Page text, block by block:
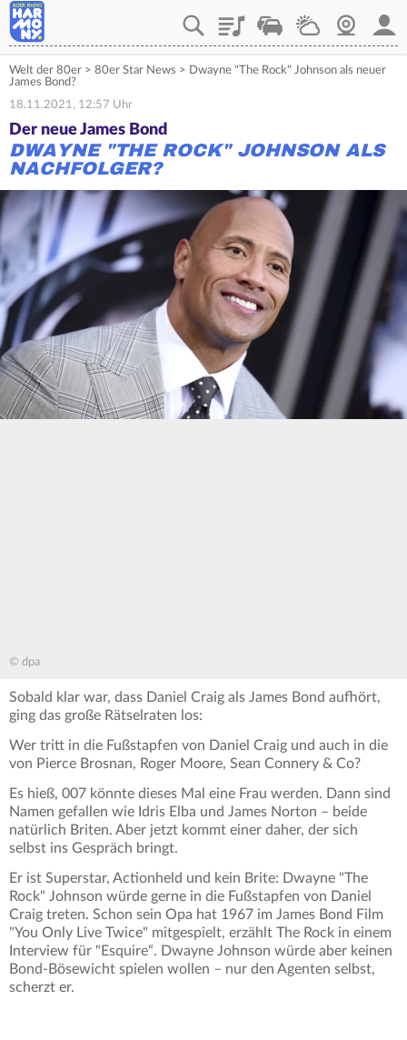
PlaylistVerkehrWetterWebcam
Welt der 80er > 80er Star News > Dwayne "The Rock" Johnson als neuer
James Bond?
18.11.2021, 12:57 Uhr
Der neue James Bond
DWAYNE "THE ROCK" JOHNSON ALS
NACHFOLGER?
© dpa
Sobald klar war, dass Daniel Craig als James Bond aufhört,
ging das große Rätselraten los:
Wer tritt in die Fußstapfen von Daniel Craig und auch in die
von Pierce Brosnan, Roger Moore, Sean Connery & Co?
Es hieß, 007 könnte dieses Mal eine Frau werden. Dann sind
Namen gefallen wie Idris Elba und James Norton – beide
natürlich Briten. Aber jetzt kommt einer daher, der sich
selbst ins Gespräch bringt.
Er ist Superstar, Actionheld und kein Brite: Dwayne "The
Rock" Johnson würde gerne in die Fußstapfen von Daniel
Craig treten. Schon sein Opa hat 1967 im James Bond Film
"You Only Live Twice" mitgespielt, erzählt The Rock in einem
Interview für "Esquire“. Dwayne Johnson würde aber keinen
Bond-Bösewicht spielen wollen – nur den Agenten selbst,
scherzt er.